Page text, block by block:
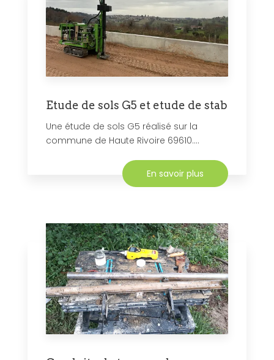
Etude de sols G5 et etude de stab
Une étude de sols G5 réalisé sur la
commune de Haute Rivoire 69610....
En savoir plus